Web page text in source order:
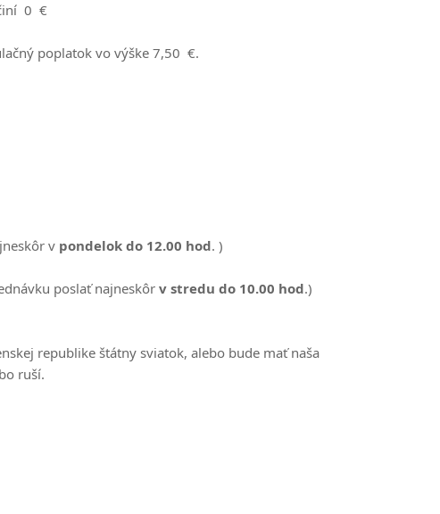
0 €
poplatok vo výške 7,50 €.
vpondelok do 12.00 hod. )
poslať najneskôr v stredu do 10.00 hod.)
republike štátny sviatok, alebo bude mať naša
ruší.